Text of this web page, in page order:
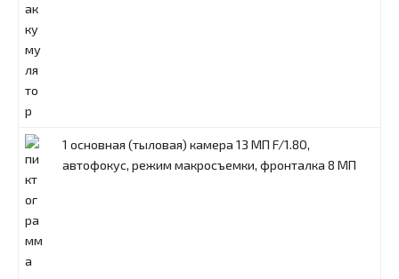
1 основная (тыловая) камера 13 МП F/1.80,
автофокус, режим макросъемки, фронталка 8 МП